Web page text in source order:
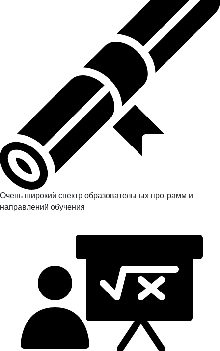
Очень широкий спектр образовательных программ и
направлений обучения